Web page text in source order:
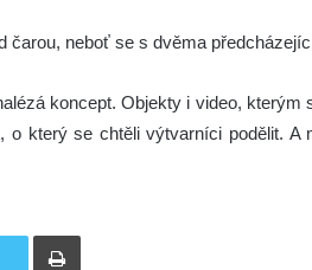
čarou, neboť se s dvěma
koncept. Objekty i video, kterým
o který se chtěli výtvarníci podělit. A
Tisknout